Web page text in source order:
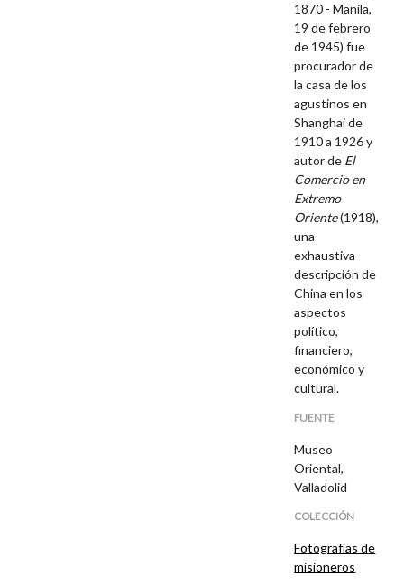
1870 - Manila,
19 de febrero
de 1945) fue
procurador de
la casa de los
agustinos en
Shanghai de
1910 a 1926 y
autor de El
Comercio en
Extremo
Oriente(1918),
una
exhaustiva
descripción de
China en los
aspectos
político,
financiero,
económico y
cultural.
FUENTE
Museo
Oriental,
Valladolid
COLECCIÓN
Fotografías de
misioneros